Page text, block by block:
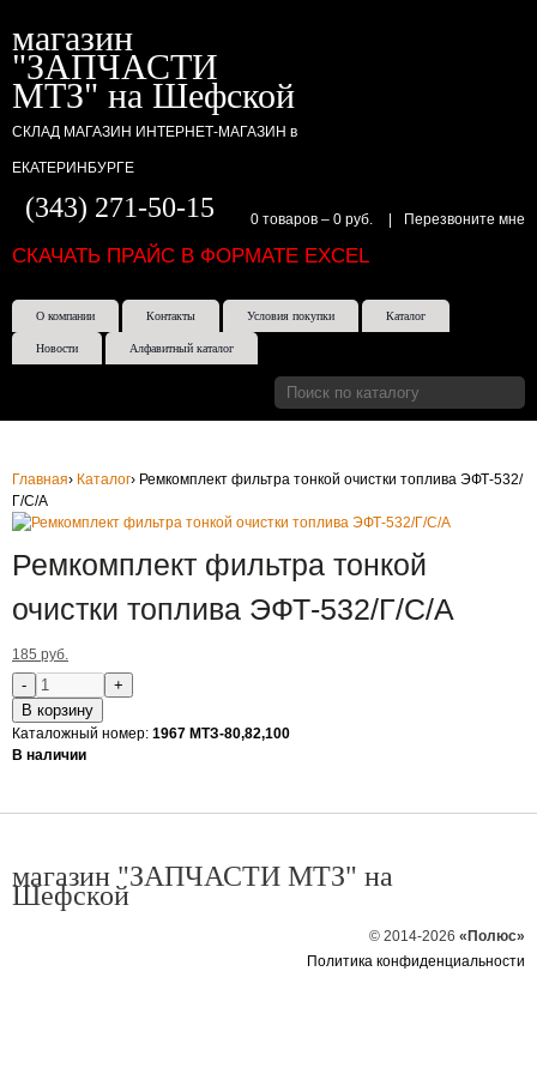
магазин
"ЗАПЧАСТИ
МТЗ" на Шефской
СКЛАД МАГАЗИН ИНТЕРНЕТ-МАГАЗИН в
ЕКАТЕРИНБУРГЕ
0 товаров – 0 руб. Перезвоните мне
(343) 271-50-15
СКАЧАТЬ ПРАЙС В ФОРМАТЕ EXCEL
О компании Контакты Условия покупки Каталог
Новости Алфавитный каталог
Главная› Каталог› Ремкомплект фильтра тонкой очистки топлива ЭФТ-532/
Г/С/А
Ремкомплект фильтра тонкой
очистки топлива ЭФТ-532/Г/С/А
185 руб.
В корзину
Каталожный номер: 1967 МТЗ-80,82,100
В наличии
магазин "ЗАПЧАСТИ МТЗ" на
Шефской
© 2014-2026 «Полюс»
Политика конфиденциальности